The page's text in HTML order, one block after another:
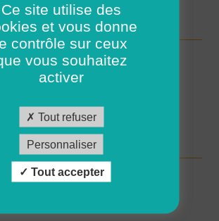
- secteur Beaumarchès (H/F)
sociale - secteur L'Isle Jourdain
Ce site utilise des
et vous donne
contrôle sur ceux
vous souhaitez
activer
Tout refuser
Personnaliser
Tout accepter